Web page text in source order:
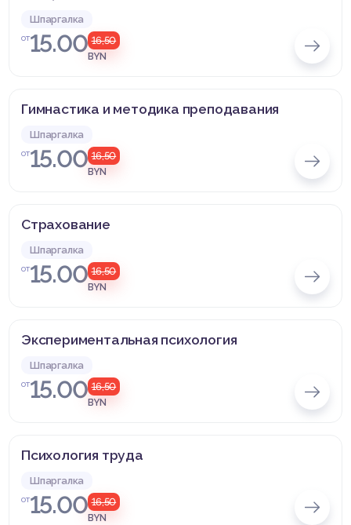
Шпаргалка
от15.00 16,50
BYN
Гимнастика и методика преподавания
Шпаргалка
от15.00 16,50
BYN
Страхование
Шпаргалка
от15.00 16,50
BYN
Экспериментальная психология
Шпаргалка
от15.00 16,50
BYN
Психология труда
Шпаргалка
от15.00 16,50
BYN